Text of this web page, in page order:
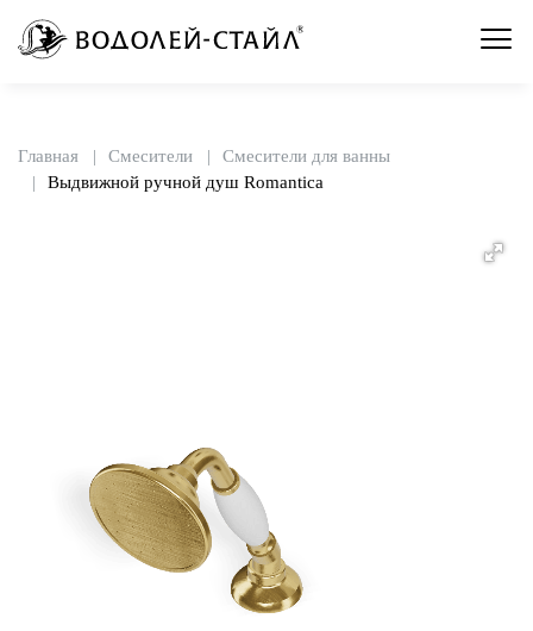
Главная Смесители
Смесители для ванны
Выдвижной ручной душ Romantica